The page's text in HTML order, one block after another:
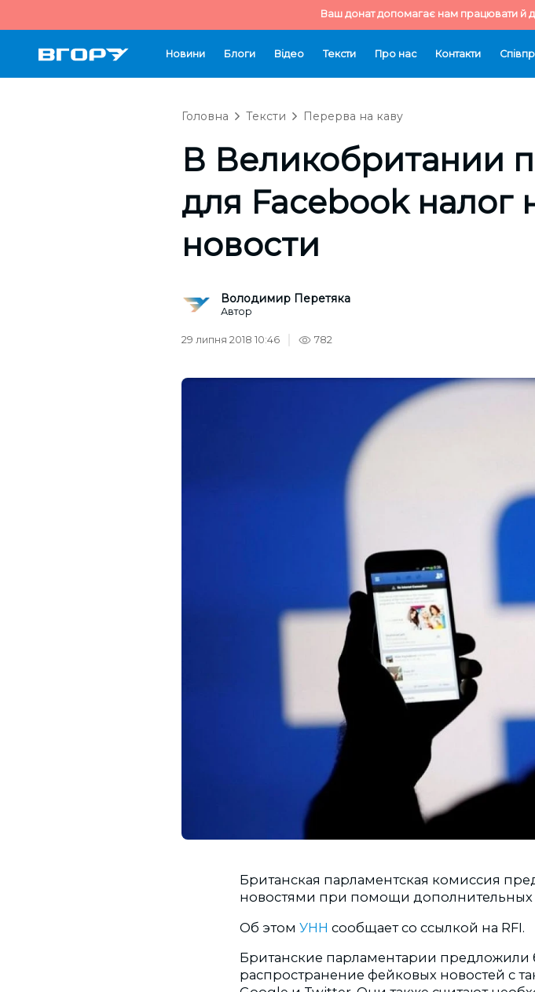
Ваш донат допомагає нам працювати й
Новини Блоги Відео Тексти Про нас Контакти
Головна Тексти Перерва на каву
В Великобритании
для Facebook налог
новости
Володимир Перетяка
Автор
29 липня 2018 10:46 782
Британская парламентская комиссия
новостями при помощи дополнительных
Об этом УНН сообщает со ссылкой на RFI.
Британские парламентарии предложили
распространение фейковых новостей с